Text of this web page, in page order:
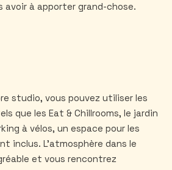
avoir à apporter grand-chose.
studio, vous pouvez utiliser les
que les Eat & Chillrooms, le jardin
à vélos, un espace pour les
inclus. L'atmosphère dans le
et vous rencontrez